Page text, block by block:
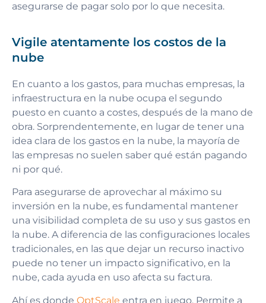
asegurarse de pagar solo por lo que necesita.
Vigile atentamente los costos de la
nube
En cuanto a los gastos, para muchas empresas, la
infraestructura en la nube ocupa el segundo
puesto en cuanto a costes, después de la mano de
obra. Sorprendentemente, en lugar de tener una
idea clara de los gastos en la nube, la mayoría de
las empresas no suelen saber qué están pagando
ni por qué.
Para asegurarse de aprovechar al máximo su
inversión en la nube, es fundamental mantener
una visibilidad completa de su uso y sus gastos en
la nube. A diferencia de las configuraciones locales
tradicionales, en las que dejar un recurso inactivo
puede no tener un impacto significativo, en la
nube, cada ayuda en uso afecta su factura.
Ahí es donde OptScale entra en juego. Permite a